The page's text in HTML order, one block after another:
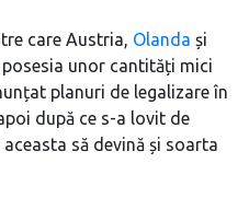
care Austria, Olanda și
unor cantități mici
planuri de legalizare în
după ce s-a lovit de
să devină și soarta